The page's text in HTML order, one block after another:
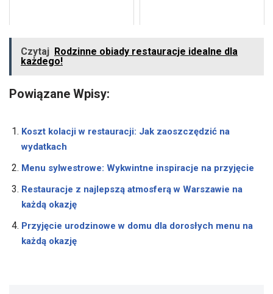
Czytaj Rodzinne obiady restauracje idealne dla
każdego!
Powiązane Wpisy:
Koszt kolacji w restauracji: Jak zaoszczędzić na
wydatkach
Menu sylwestrowe: Wykwintne inspiracje na przyjęcie
Restauracje z najlepszą atmosferą w Warszawie na
każdą okazję
Przyjęcie urodzinowe w domu dla dorosłych menu na
każdą okazję